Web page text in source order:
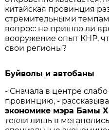
китайская провинция
стремительными
вопрос: не пришло ли
вооружение опыт КНР,
свои регионы?
Буйволы и автобаны
- Сначала в центре
провинцию, -
экономике мэра Бамы
текли лишь в